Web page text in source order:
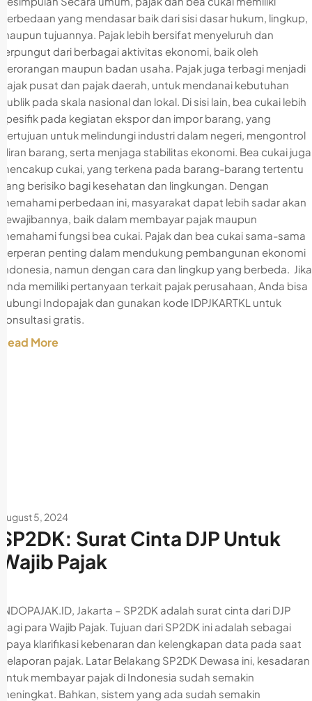
perbedaan yang mendasar baik dari sisi dasar hukum, lingkup,
maupun tujuannya. Pajak lebih bersifat menyeluruh dan
terpungut dari berbagai aktivitas ekonomi, baik oleh
perorangan maupun badan usaha. Pajak juga terbagi menjadi
pajak pusat dan pajak daerah, untuk mendanai kebutuhan
publik pada skala nasional dan lokal. Di sisi lain, bea cukai lebih
spesifik pada kegiatan ekspor dan impor barang, yang
bertujuan untuk melindungi industri dalam negeri, mengontrol
aliran barang, serta menjaga stabilitas ekonomi. Bea cukai juga
mencakup cukai, yang terkena pada barang-barang tertentu
yang berisiko bagi kesehatan dan lingkungan. Dengan
memahami perbedaan ini, masyarakat dapat lebih sadar akan
kewajibannya, baik dalam membayar pajak maupun
memahami fungsi bea cukai. Pajak dan bea cukai sama-sama
berperan penting dalam mendukung pembangunan ekonomi
Indonesia, namun dengan cara dan lingkup yang berbeda. Jika
Anda memiliki pertanyaan terkait pajak perusahaan, Anda bisa
hubungi Indopajak dan gunakan kode IDPJKARTKL untuk
konsultasi gratis.
Read More
August 5, 2024
SP2DK: Surat Cinta DJP Untuk
Wajib Pajak
INDOPAJAK.ID, Jakarta – SP2DK adalah surat cinta dari DJP
bagi para Wajib Pajak. Tujuan dari SP2DK ini adalah sebagai
upaya klarifikasi kebenaran dan kelengkapan data pada saat
pelaporan pajak. Latar Belakang SP2DK Dewasa ini, kesadaran
untuk membayar pajak di Indonesia sudah semakin
meningkat. Bahkan, sistem yang ada sudah semakin